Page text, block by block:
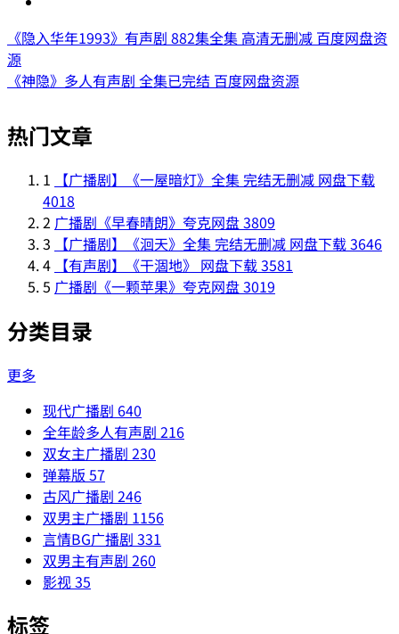
《隐入华年1993》有声剧 882集全集 高清无删减 百度网盘资
源
《神隐》多人有声剧 全集已完结 百度网盘资源
热门文章
1
【广播剧】《一屋暗灯》全集 完结无删减 网盘下载
4018
2 广播剧《早春晴朗》夸克网盘3809
3
【广播剧】《洄天》全集 完结无删减 网盘下载3646
4 【有声剧】《干涸地》 网盘下载3581
5 广播剧《一颗苹果》夸克网盘3019
分类目录
更多
现代广播剧 640
全年龄多人有声剧 216
双女主广播剧 230
弹幕版 57
古风广播剧 246
双男主广播剧 1156
言情BG广播剧 331
双男主有声剧 260
影视35
标签